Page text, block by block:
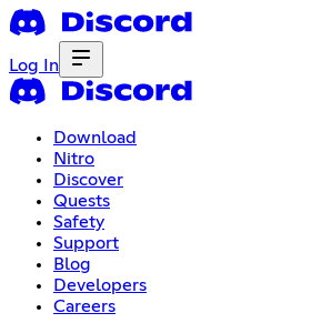
Log In
Download
Nitro
Discover
Quests
Safety
Support
Blog
Developers
Careers